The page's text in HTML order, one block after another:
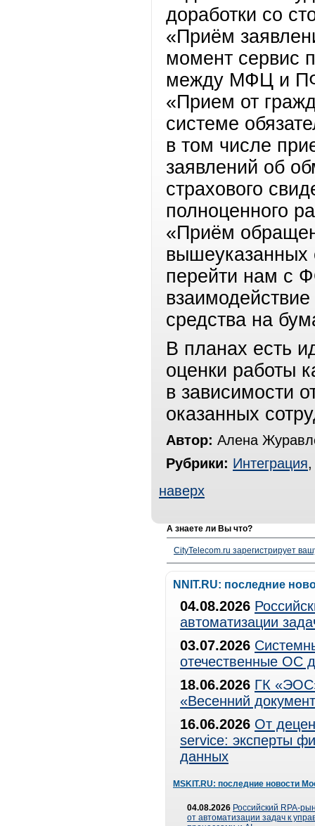
доработки со
«Приём
момент сервис
между МФЦ и
«Прием от
системе
в том числе
заявлений об
страхового
полноценного
«Приём
вышеуказанных
перейти нам с
средства на
В планах есть
оценки работы
в зависимости
оказанных
Автор: Алена
Рубрики: Интеграция
наверх
А знаете ли Вы что?
CityTelecom.ru зарегистрирует
NNIT.RU: последние
04.08.2026
автоматизации
03.07.2026
отечественные ОС
18.06.2026 ГК
«Весенний
16.06.2026 От
service: эксперты
данных
MSKIT.RU: последние новости
04.08.2026 Российский RPA-
от автоматизации задач к